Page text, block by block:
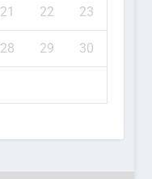
21 22 23
28 29 30